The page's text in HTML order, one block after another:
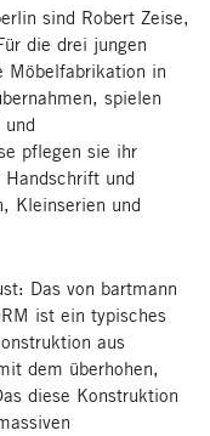
sind Robert Zeise,
die drei jungen
Möbelfabrikation in
spielen
pflegen sie ihr
und
Kleinserien und
Das von bartmann
ist ein typisches
aus
dem überhohen,
diese Konstruktion